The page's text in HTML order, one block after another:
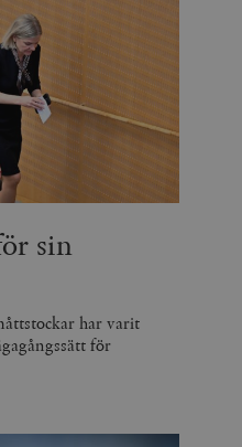
sin
har varit
för